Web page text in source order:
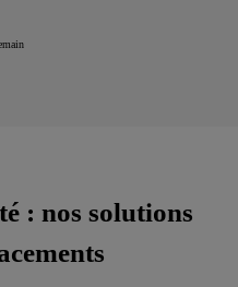
: nos solutions